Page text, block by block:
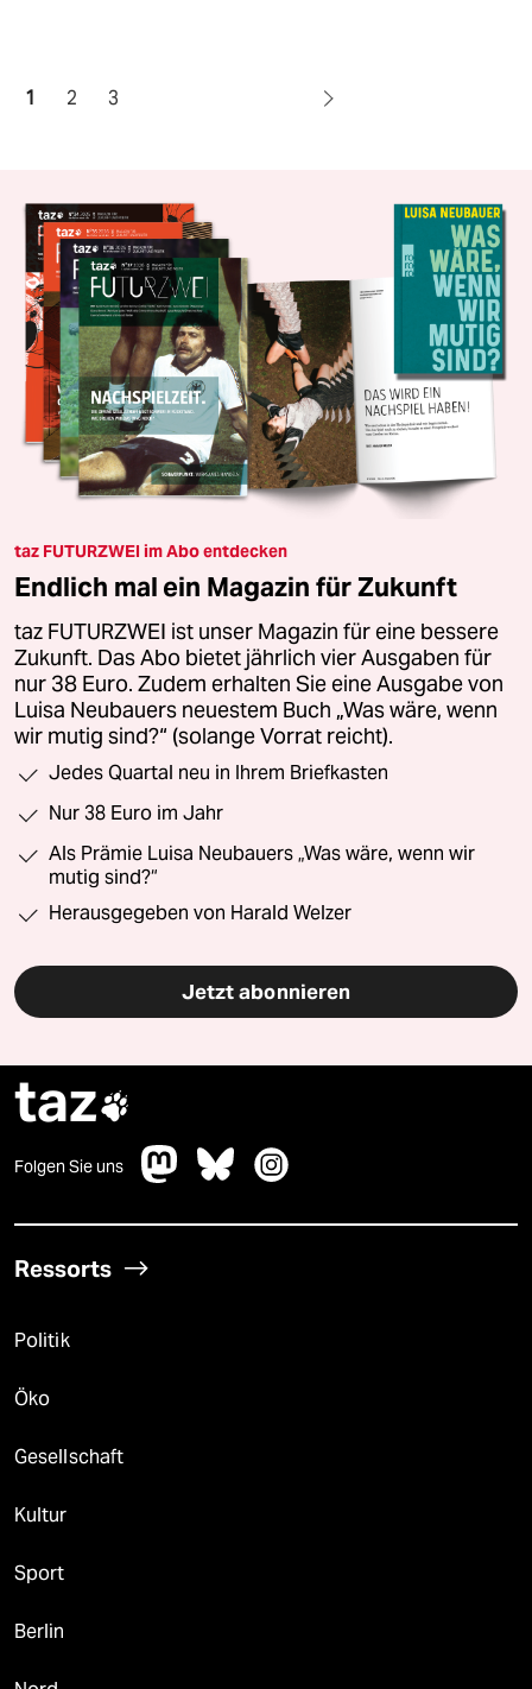
1 2 3
taz FUTURZWEI im Abo entdecken
Endlich mal ein Magazin für Zukunft
taz FUTURZWEI ist unser Magazin für eine bessere
Zukunft. Das Abo bietet jährlich vier Ausgaben für
nur 38 Euro. Zudem erhalten Sie eine Ausgabe von
Luisa Neubauers neuestem Buch „Was wäre, wenn
wir mutig sind?“ (solange Vorrat reicht).
Jedes Quartal neu in Ihrem Briefkasten
Nur 38 Euro im Jahr
Als Prämie Luisa Neubauers „Was wäre, wenn wir
mutig sind?“
Herausgegeben von Harald Welzer
Jetzt abonnieren
taz
Folgen Sie uns
Ressorts
Politik
Öko
Gesellschaft
Kultur
Sport
Berlin